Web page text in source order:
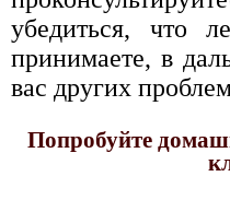
убедиться, что
принимаете, в
вас других
Попробуйте